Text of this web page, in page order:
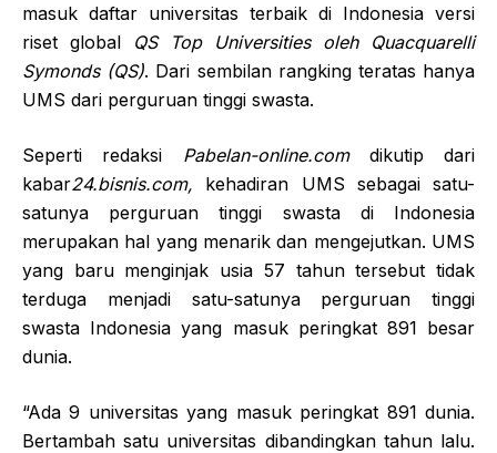
masuk daftar universitas terbaik di Indonesia versi
riset global QS Top Universities oleh Quacquarelli
Symonds (QS). Dari sembilan rangking teratas hanya
UMS dari perguruan tinggi swasta.
Seperti redaksi Pabelan-online.comdikutip dari
kabar24.bisnis.com, kehadiran UMS sebagai satu-
satunya perguruan tinggi swasta di Indonesia
merupakan hal yang menarik dan mengejutkan. UMS
yang baru menginjak usia 57 tahun tersebut tidak
terduga menjadi satu-satunya perguruan tinggi
swasta Indonesia yang masuk peringkat 891 besar
dunia.
“Ada 9 universitas yang masuk peringkat 891 dunia.
Bertambah satu universitas dibandingkan tahun lalu.